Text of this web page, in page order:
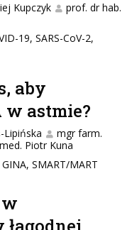
Kupczyk
prof. dr hab.
19, SARS-CoV-2,
aby
w astmie?
Lipińska
mgr farm.
Piotr Kuna
SMART/MART